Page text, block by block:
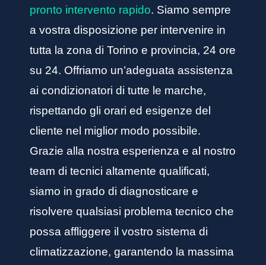
pronto intervento rapido. Siamo sempre
a vostra disposizione per intervenire in
tutta la zona di Torino e provincia, 24 ore
su 24. Offriamo un’adeguata assistenza
ai condizionatori di tutte le marche,
rispettando gli orari ed esigenze del
cliente nel miglior modo possibile.
Grazie alla nostra esperienza e al nostro
team di tecnici altamente qualificati,
siamo in grado di diagnosticare e
risolvere qualsiasi problema tecnico che
possa affliggere il vostro sistema di
climatizzazione, garantendo la massima